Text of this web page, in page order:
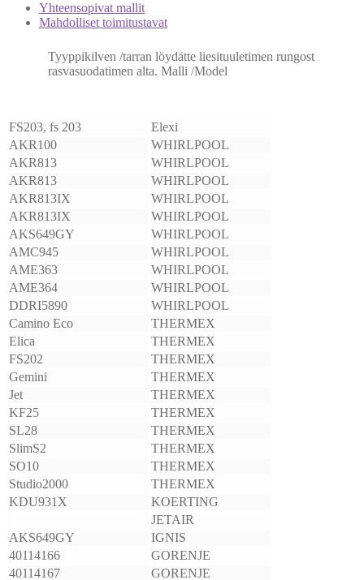
Yhteensopivat mallit
Mahdolliset toimitustavat
Tyyppikilven /tarran löydätte liesituuletimen rungost
rasvasuodatimen alta. Malli /Model
FS203, fs 203
Elexi
AKR100
WHIRLPOOL
AKR813
WHIRLPOOL
AKR813
WHIRLPOOL
AKR813IX
WHIRLPOOL
AKR813IX
WHIRLPOOL
AKS649GY
WHIRLPOOL
AMC945
WHIRLPOOL
AME363
WHIRLPOOL
AME364
WHIRLPOOL
DDRI5890
WHIRLPOOL
Camino Eco
THERMEX
Elica
THERMEX
FS202
THERMEX
Gemini
THERMEX
Jet
THERMEX
KF25
THERMEX
SL28
THERMEX
SlimS2
THERMEX
SO10
THERMEX
Studio2000
THERMEX
KDU931X
KOERTING
JETAIR
AKS649GY
IGNIS
40114166
GORENJE
40114167
GORENJE